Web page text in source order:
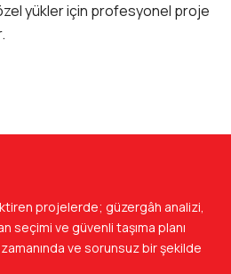
yükler için profesyonel proje
projelerde; güzergâh analizi,
seçimi ve güvenli taşıma planı
ve sorunsuz bir şekilde